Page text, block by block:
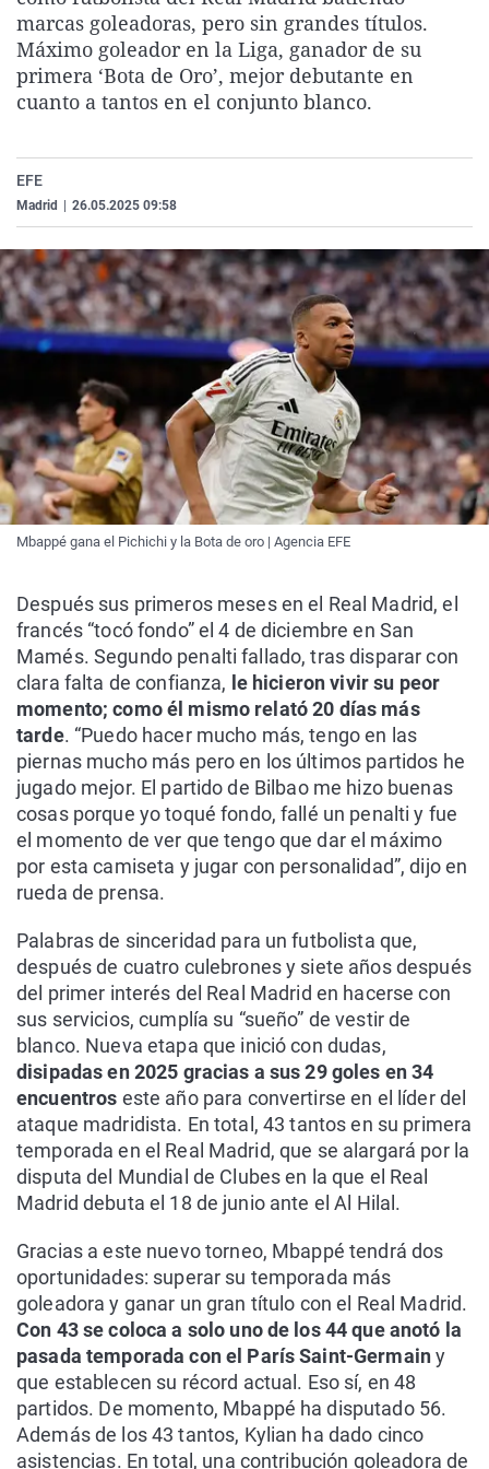
La rosa de los vientos
Gente viajera
Como el perro y el
Caso
Retornados
Equipo de
Extremadura
Galicia
La Rioja
Virales
Televisión
Elecciones
marcas goleadoras, pero sin grandes títulos.
Máximo goleador en la Liga, ganador de su
primera ‘Bota de Oro’, mejor debutante en
cuanto a tantos en el conjunto blanco.
EFE
Madrid 26.05.2025 09:58
Mbappé gana el Pichichi y la Bota de oro | Agencia EFE
Después sus primeros meses en el Real Madrid, el
francés “tocó fondo” el 4 de diciembre en San
Mamés. Segundo penalti fallado, tras disparar con
clara falta de confianza, le hicieron vivir su peor
momento; como él mismo relató 20 días más
tarde. “Puedo hacer mucho más, tengo en las
piernas mucho más pero en los últimos partidos he
jugado mejor. El partido de Bilbao me hizo buenas
cosas porque yo toqué fondo, fallé un penalti y fue
el momento de ver que tengo que dar el máximo
por esta camiseta y jugar con personalidad”, dijo en
rueda de prensa.
Palabras de sinceridad para un futbolista que,
después de cuatro culebrones y siete años después
del primer interés del Real Madrid en hacerse con
sus servicios, cumplía su “sueño” de vestir de
blanco. Nueva etapa que inició con dudas,
disipadas en 2025 gracias a sus 29 goles en 34
encuentros este año para convertirse en el líder del
ataque madridista. En total, 43 tantos en su primera
temporada en el Real Madrid, que se alargará por la
disputa del Mundial de Clubes en la que el Real
Madrid debuta el 18 de junio ante el Al Hilal.
Gracias a este nuevo torneo, Mbappé tendrá dos
oportunidades: superar su temporada más
goleadora y ganar un gran título con el Real Madrid.
Con 43 se coloca a solo uno de los 44 que anotó la
pasada temporada con el París Saint-Germainy
que establecen su récord actual. Eso sí, en 48
partidos. De momento, Mbappé ha disputado 56.
Además de los 43 tantos, Kylian ha dado cinco
asistencias. En total, una contribución goleadora de